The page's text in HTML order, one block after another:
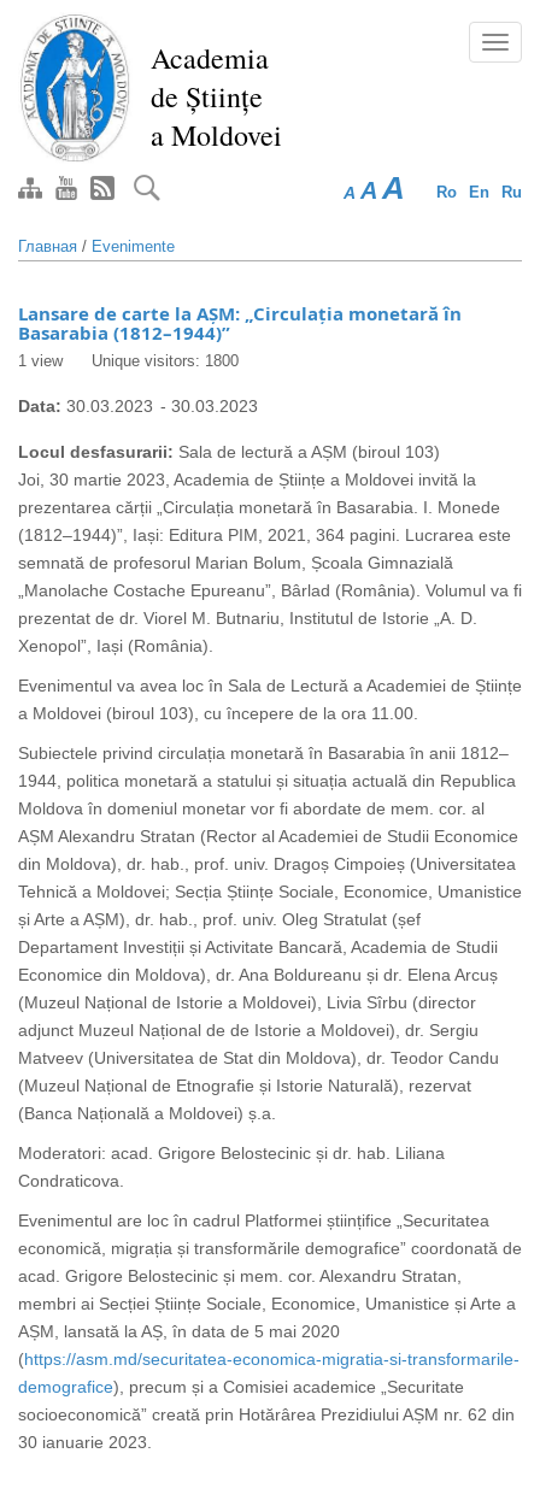
Перейти
основному
содержанию
Academia
de Științe
a Moldovei
Ro En Ru
A A A
Главная / Evenimente
Lansare de carte la AȘM: „Circulația monetară în
Basarabia (1812–1944)”
1 view Unique visitors: 1800
Data: 30.03.2023 - 30.03.2023
Locul desfasurarii: Sala de lectură a AȘM (biroul 103)
Joi, 30 martie 2023, Academia de Științe a Moldovei invită la
prezentarea cărții „Circulația monetară în Basarabia. I. Monede
(1812–1944)”, Iași: Editura PIM, 2021, 364 pagini. Lucrarea este
semnată de profesorul Marian Bolum, Școala Gimnazială
„Manolache Costache Epureanu”, Bârlad (România). Volumul va fi
prezentat de dr. Viorel M. Butnariu, Institutul de Istorie „A. D.
Xenopol”, Iași (România).
Evenimentul va avea loc în Sala de Lectură a Academiei de Științe
a Moldovei (biroul 103), cu începere de la ora 11.00.
Subiectele privind circulația monetară în Basarabia în anii 1812–
1944, politica monetară a statului și situația actuală din Republica
Moldova în domeniul monetar vor fi abordate de mem. cor. al
AȘM Alexandru Stratan (Rector al Academiei de Studii Economice
din Moldova), dr. hab., prof. univ. Dragoș Cimpoieș (Universitatea
Tehnică a Moldovei; Secția Științe Sociale, Economice, Umanistice
și Arte a AȘM), dr. hab., prof. univ. Oleg Stratulat (șef
Departament Investiții și Activitate Bancară, Academia de Studii
Economice din Moldova), dr. Ana Boldureanu și dr. Elena Arcuș
(Muzeul Național de Istorie a Moldovei), Livia Sîrbu (director
adjunct Muzeul Național de de Istorie a Moldovei), dr. Sergiu
Matveev (Universitatea de Stat din Moldova), dr. Teodor Candu
(Muzeul Național de Etnografie și Istorie Naturală), rezervat
(Banca Națională a Moldovei) ș.a.
Moderatori: acad. Grigore Belostecinic și dr. hab. Liliana
Condraticova.
Evenimentul are loc în cadrul Platformei științifice „Securitatea
economică, migrația și transformările demografice” coordonată de
acad. Grigore Belostecinic și mem. cor. Alexandru Stratan,
membri ai Secției Științe Sociale, Economice, Umanistice și Arte a
AȘM, lansată la AȘ, în data de 5 mai 2020
(https://asm.md/securitatea-economica-migratia-si-transformarile-
demografice), precum și a Comisiei academice „Securitate
socioeconomică” creată prin Hotărârea Prezidiului AȘM nr. 62 din
30 ianuarie 2023.